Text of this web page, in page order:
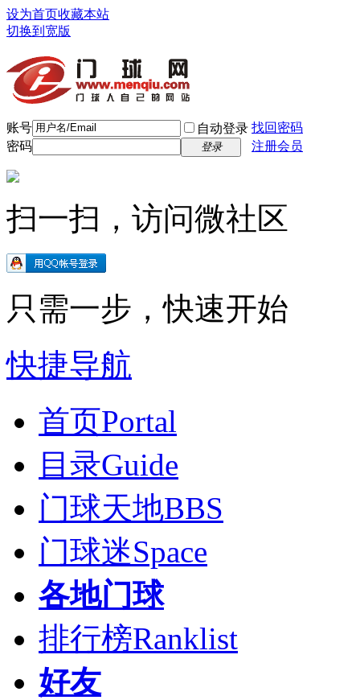
设为首页收藏本站
切换到宽版
账号 自动登录 找回密码
密码
登录 注册会员
扫一扫，访问微社区
只需一步，快速开始
快捷导航
首页Portal
目录Guide
门球天地BBS
门球迷Space
各地门球
排行榜Ranklist
好友